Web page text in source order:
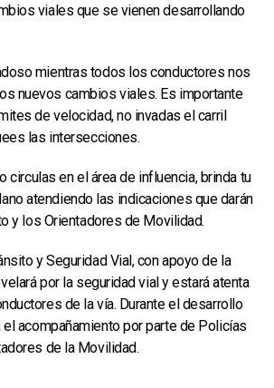
viales que se vienen desarrollando
mientras todos los conductores nos
nuevos cambios viales. Es importante
de velocidad, no invadas el carril
las intersecciones.
circulas en el área de influencia, brinda tu
atendiendo las indicaciones que darán
y los Orientadores de Movilidad.
y Seguridad Vial, con apoyo de la
por la seguridad vial y estará atenta
de la vía. Durante el desarrollo
acompañamiento por parte de Policías
de la Movilidad.